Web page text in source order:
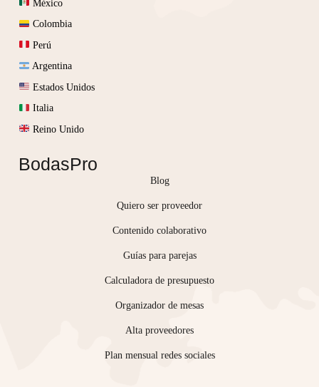
México
Colombia
Perú
Argentina
Estados Unidos
Italia
Reino Unido
BodasPro
Blog
Quiero ser proveedor
Contenido colaborativo
Guías para parejas
Calculadora de presupuesto
Organizador de mesas
Alta proveedores
Plan mensual redes sociales